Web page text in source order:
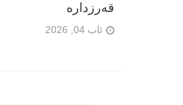
قەرزدارە
ئاب 04, 2026